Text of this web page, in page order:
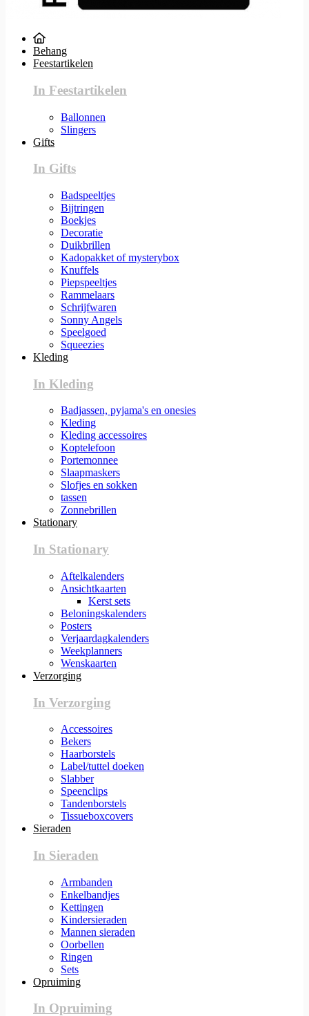
Behang
Feestartikelen
In Feestartikelen
Ballonnen
Slingers
Gifts
In Gifts
Badspeeltjes
Bijtringen
Boekjes
Decoratie
Duikbrillen
Kadopakket of mysterybox
Knuffels
Piepspeeltjes
Rammelaars
Schrijfwaren
Sonny Angels
Speelgoed
Squeezies
Kleding
In Kleding
Badjassen, pyjama's en onesies
Kleding
Kleding accessoires
Koptelefoon
Portemonnee
Slaapmaskers
Slofjes en sokken
tassen
Zonnebrillen
Stationary
In Stationary
Aftelkalenders
Ansichtkaarten
Kerst sets
Beloningskalenders
Posters
Verjaardagkalenders
Weekplanners
Wenskaarten
Verzorging
In Verzorging
Accessoires
Bekers
Haarborstels
Label/tuttel doeken
Slabber
Speenclips
Tandenborstels
Tissueboxcovers
Sieraden
In Sieraden
Armbanden
Enkelbandjes
Kettingen
Kindersieraden
Mannen sieraden
Oorbellen
Ringen
Sets
Opruiming
In Opruiming